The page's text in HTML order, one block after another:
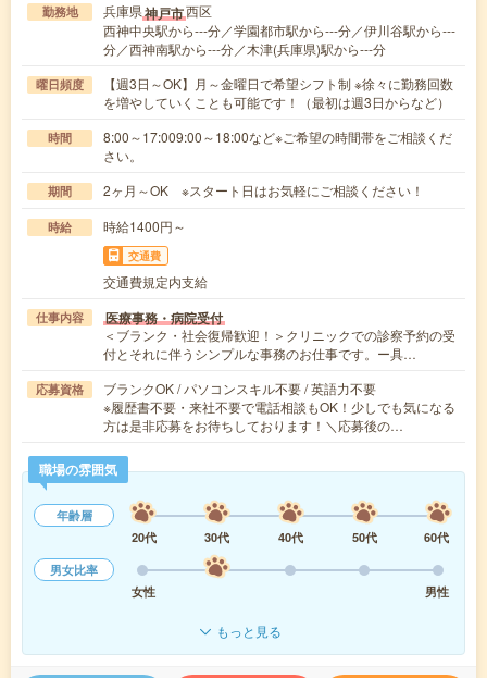
勤務地 兵庫県神戸市西区
西神中央駅から---分／学園都市駅から---分／伊川谷駅から---
分／西神南駅から---分／木津(兵庫県)駅から---分
曜日頻度
【週3日～OK】月～金曜日で希望シフト制 ※徐々に勤務回数
を増やしていくことも可能です！（最初は週3日からなど）
時間
8:00～17:009:00～18:00など※ご希望の時間帯をご相談くだ
さい。
期間 2ヶ月～OK ※スタート日はお気軽にご相談ください！
時給 時給1400円～
交通費
交通費規定内支給
仕事内容 医療事務・病院受付
＜ブランク・社会復帰歓迎！＞クリニックでの診察予約の受
付とそれに伴うシンプルな事務のお仕事です。ー具…
応募資格
ブランクOK / パソコンスキル不要 / 英語力不要
※履歴書不要・来社不要で電話相談もOK！少しでも気になる
方は是非応募をお待ちしております！＼応募後の…
職場の雰囲気
年齢層
20代
30代 40代 50代
60代
男女比率
女性
男性
もっと見る